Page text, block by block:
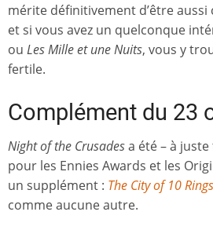
mérite définitivement d’être aussi
et si vous avez un quelconque
ou Les Mille et une Nuits, vous y
fertile.
Complément du 23
Night of the Crusadesa été – à
pour les Ennies Awards et les
un supplément : The City of 10 Rings
comme aucune autre.